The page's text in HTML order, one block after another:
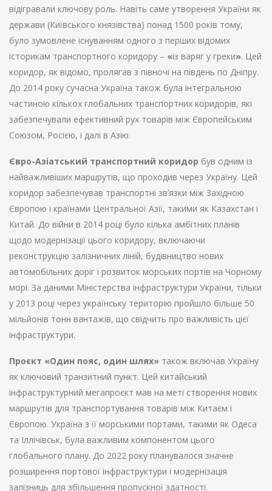
відігравали ключову роль. Навіть саме утворення України як
держави (Київського князівства) понад 1500 років тому,
було зумовлене існуванням одного з перших відомих
історикам транспортного коридору – «із варяг у греки». Цей
коридор, як відомо, пролягав з півночі на південь по Дніпру.
До 2014 року сучасна Україна також була інтегральною
частиною кількох глобальних транспортних коридорів, які
забезпечували ефективний рух товарів між Європейським
Союзом, Росією, і далі в Азію.
Євро-Азіатський транспортний коридор був одним із
найважливіших маршрутів, що проходив через Україну. Цей
коридор забезпечував транспортні зв’язки між Західною
Європою і країнами Центральної Азії, такими як Казахстан і
Китай. До війни в 2014 році було кілька амбітних планів
щодо модернізації цього коридору, включаючи
реконструкцію залізничних ліній, будівництво нових
автомобільних доріг і розвиток морських портів на Чорному
морі. За даними Міністерства інфраструктури України, тільки
у 2013 році через українську територію пройшло більше 50
мільйонів тонн вантажів, що свідчить про важливість цієї
інфраструктури.
Проєкт «Один пояс, один шлях» також включав Україну
як ключовий транзитний пункт. Цей китайський
інфраструктурний мегапроєкт мав на меті створення нових
маршрутів для транспортування товарів між Китаєм і
Європою. Україна з її морськими портами, такими як Одеса
та Іллічівськ, була важливим компонентом цього
глобального плану. До 2022 року планувалося значне
розширення портової інфраструктури і модернізація
залізниць для збільшення пропускної здатності.